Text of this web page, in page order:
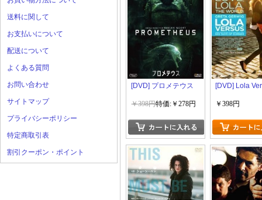
送料に関して
お支払いについて
配送について
よくある質問
お問い合わせ
サイトマップ
プライバシーポリシー
特定商取引表
割引クーポン・ポイント
[DVD] プロメテウス
￥398円特価:￥278円
[DVD] Lola
￥398円